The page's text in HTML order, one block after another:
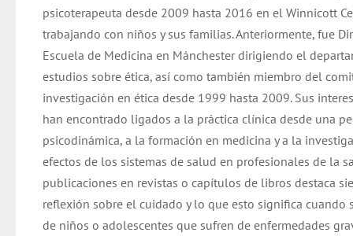
psicoterapeuta desde 2009 hasta 2016 en el Winnicott
trabajando con niños y sus familias. Anteriormente, fue
Escuela de Medicina en Mánchester dirigiendo el
estudios sobre ética, así como también miembro del
investigación en ética desde 1999 hasta 2009. Sus
han encontrado ligados a la práctica clínica desde una
psicodinámica, a la formación en medicina y a la
efectos de los sistemas de salud en profesionales de la
publicaciones en revistas o capítulos de libros destaca
reflexión sobre el cuidado y lo que esto significa cuando
de niños o adolescentes que sufren de enfermedades